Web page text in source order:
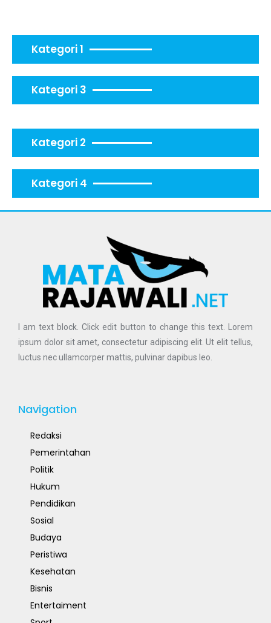
Kategori 1
Kategori 3
Kategori 2
Kategori 4
I am text block. Click edit button to change this text. Lorem
ipsum dolor sit amet, consectetur adipiscing elit. Ut elit tellus,
luctus nec ullamcorper mattis, pulvinar dapibus leo.
Navigation
Redaksi
Pemerintahan
Politik
Hukum
Pendidikan
Sosial
Budaya
Peristiwa
Kesehatan
Bisnis
Entertaiment